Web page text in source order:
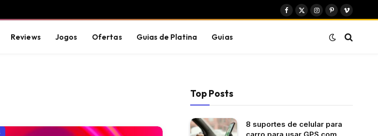
Facebook
X
Instagram
PinterestVimeo
Reviews Jogos Ofertas Guias de Platina Guias
Top Posts
8 suportes de celular para